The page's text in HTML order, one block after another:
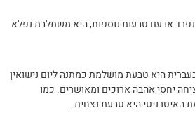
או עם טבעות נוספות, היא משתלבת נפלא
היא טבעת מושלמת כמתנה ליום נישואין
יחסי אהבה ארוכים ומאושרים. כמו
האיטרניטי היא טבעת נצחית.